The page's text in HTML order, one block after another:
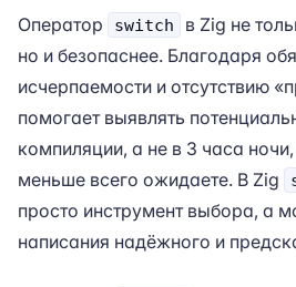
Оператор switch
в Zig не
но и безопаснее. Благодаря
исчерпаемости и отсутствию
помогает выявлять
компиляции, а не в 3 часа
меньше всего ожидаете. В Zig
просто инструмент выбора, а
написания надёжного и